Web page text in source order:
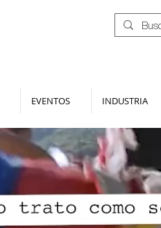
EVENTOS INDUSTRIA